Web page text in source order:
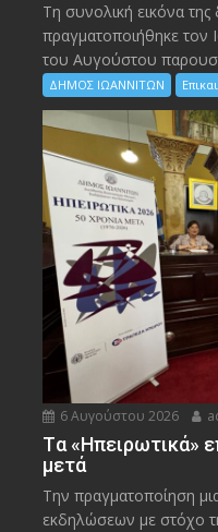
Τη συνολική εικόνα
πραγματοποιήθηκε τον
του Αυγούστου
ΔΗΜΟΣ ΙΩΑΝΝΙΤΩΝ
6 Αυγούστου 2026
Tα «Ηπειρωτικά»
μετά
Την πραγματοποίηση
εκδηλώσεων με στόχο